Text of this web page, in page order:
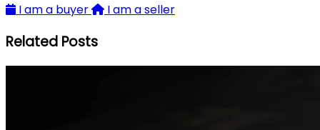
I am a buyer
I am a seller
Related Posts